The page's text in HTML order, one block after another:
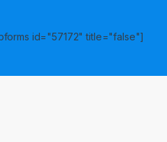
id="57172" title="false"]